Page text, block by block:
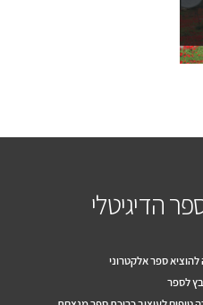
הדיגיטלי
ספר אלקטרוני
לספר